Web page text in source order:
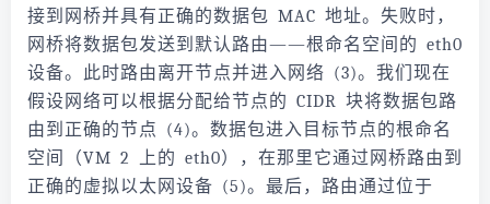
接到网桥并具有正确的数据包 MAC 地址。失败时，
网桥将数据包发送到默认路由——根命名空间的 eth0
设备。此时路由离开节点并进入网络 (3)。我们现在
假设网络可以根据分配给节点的 CIDR 块将数据包路
由到正确的节点 (4)。数据包进入目标节点的根命名
空间（VM 2 上的 eth0），在那里它通过网桥路由到
正确的虚拟以太网设备 (5)。最后，路由通过位于